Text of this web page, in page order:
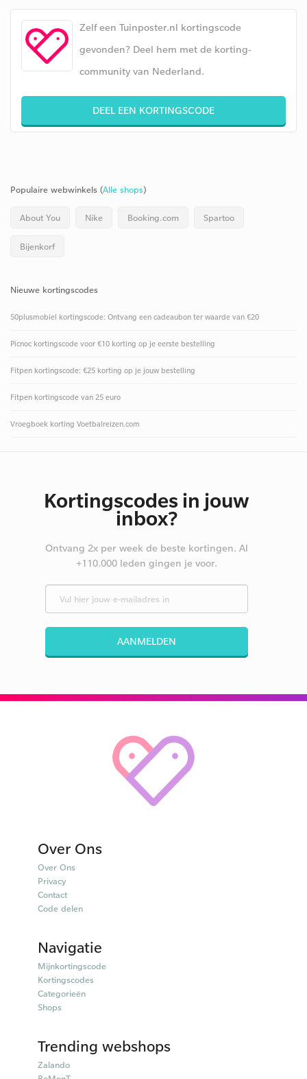
Zelf een Tuinposter.nl kortingscode
gevonden? Deel hem met de korting-
community van Nederland.
DEEL EEN KORTINGSCODE
Populaire webwinkels (Alle shops)
About You Nike Booking.com Spartoo
Bijenkorf
Nieuwe kortingscodes
50plusmobiel kortingscode: Ontvang een cadeaubon ter waarde van €20
Picnoc kortingscode voor €10 korting op je eerste bestelling
Fitpen kortingscode: €25 korting op je jouw bestelling
Fitpen kortingscode van 25 euro
Vroegboek korting Voetbalreizen.com
Kortingscodes in jouw
inbox?
Ontvang 2x per week de beste kortingen. Al
+110.000 leden gingen je voor.
AANMELDEN
Over Ons
Over Ons
Privacy
Contact
Code delen
Navigatie
Mijnkortingscode
Kortingscodes
Categorieën
Shops
Trending webshops
Zalando